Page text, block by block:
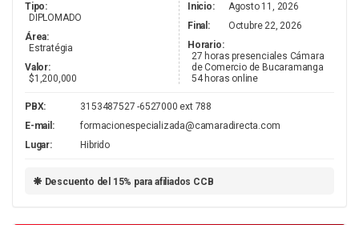
Tipo:
DIPLOMADO
Área:
Estratégia
Valor:
$1,200,000
Inicio:
Agosto 11, 2026
Final:
Octubre 22, 2026
Horario:
27 horas presenciales Cámara
de Comercio de Bucaramanga
54 horas online
PBX:
3153487527 -6527000 ext 788
E-mail:
formacionespecializada@camaradirecta.com
Lugar:
Hibrido
Descuento del 15% para afiliados CCB